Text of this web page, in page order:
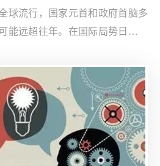
球流行，国家元首和政府首脑多
能远超往年。在国际局势日益复
展领域的作用？清华大学战略与
、中国论坛特约专家周波受邀为
Post》撰稿，文章中文版首发于
此转载，以飨读者。